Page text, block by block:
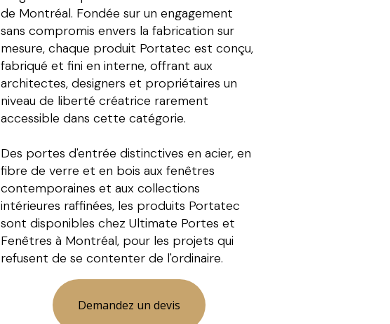
de Montréal. Fondée sur un engagement
sans compromis envers la fabrication sur
mesure, chaque produit Portatec est conçu,
fabriqué et fini en interne, offrant aux
architectes, designers et propriétaires un
niveau de liberté créatrice rarement
accessible dans cette catégorie.
Des portes d'entrée distinctives en acier, en
fibre de verre et en bois aux fenêtres
contemporaines et aux collections
intérieures raffinées, les produits Portatec
sont disponibles chez Ultimate Portes et
Fenêtres à Montréal, pour les projets qui
refusent de se contenter de l'ordinaire.
Demandez un devis